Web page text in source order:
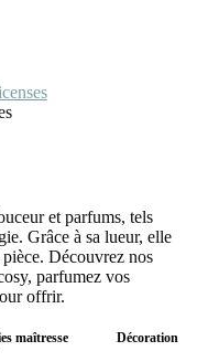
et parfums, tels
Grâce à sa lueur, elle
Découvrez nos
parfumez vos
offrir.
maîtresse Décoration